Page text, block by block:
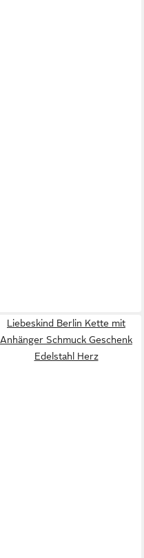
Liebeskind Berlin Kette mit
Anhänger Schmuck Geschenk
Edelstahl Herz